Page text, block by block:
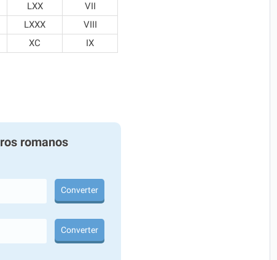
LXX
VII
LXXX
VIII
XC IX
romanos
Converter
Converter